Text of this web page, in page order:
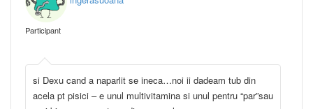
Participant
si Dexu cand a naparlit se ineca…noi ii dadeam tub din
acela pt pisici – e unul multivitamina si unul pentru “par”sau